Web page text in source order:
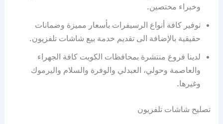
وخبراء مختصين.
توفير كافة أنواع الرسيفرات بأسعار مميزة وضمانات
حقيقية بالإضافة الى تقديم خدمة بيع شاشات تلفزيون.
لدينا فروع منتشرة بمحافظات الكويت كافة الجهراء
والعاصمة وحولي، العبدلي والوفرة والسلام واليرموك
وغيرها.
تصليح شاشات تلفزيون